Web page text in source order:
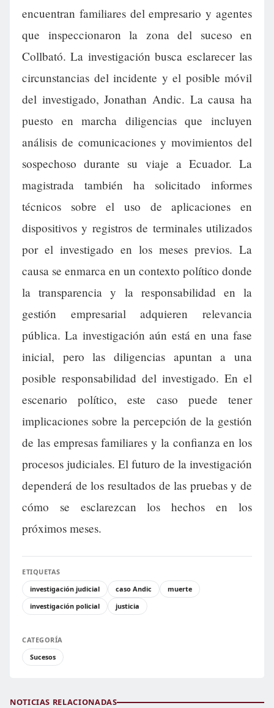
encuentran familiares del empresario y agentes
que inspeccionaron la zona del suceso en
Collbató. La investigación busca esclarecer las
circunstancias del incidente y el posible móvil
del investigado, Jonathan Andic. La causa ha
puesto en marcha diligencias que incluyen
análisis de comunicaciones y movimientos del
sospechoso durante su viaje a Ecuador. La
magistrada también ha solicitado informes
técnicos sobre el uso de aplicaciones en
dispositivos y registros de terminales utilizados
por el investigado en los meses previos. La
causa se enmarca en un contexto político donde
la transparencia y la responsabilidad en la
gestión empresarial adquieren relevancia
pública. La investigación aún está en una fase
inicial, pero las diligencias apuntan a una
posible responsabilidad del investigado. En el
escenario político, este caso puede tener
implicaciones sobre la percepción de la gestión
de las empresas familiares y la confianza en los
procesos judiciales. El futuro de la investigación
dependerá de los resultados de las pruebas y de
cómo se esclarezcan los hechos en los
próximos meses.
ETIQUETAS
investigación judicial
caso Andic
muerte
investigación policial
justicia
CATEGORÍA
Sucesos
NOTICIAS RELACIONADAS